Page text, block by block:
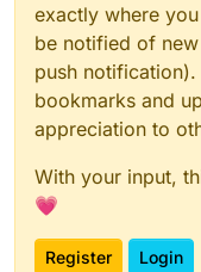
exactly where
be notified of
push
bookmarks and
appreciation to
With your input,
💗
Register Login